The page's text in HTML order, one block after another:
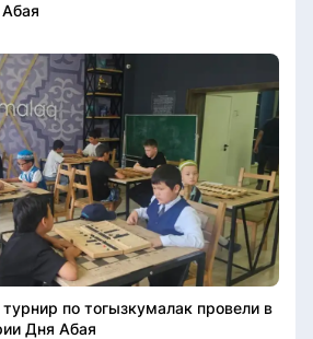
по тогызкумалак провели в
Дня Абая